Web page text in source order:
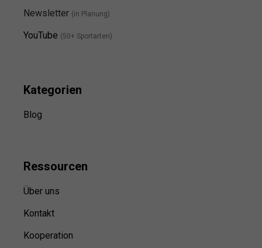
Newsletter (in Planung)
YouTube (50+ Sportarten)
Kategorien
Blog
Ressourcen
Über uns
Kontakt
Kooperation